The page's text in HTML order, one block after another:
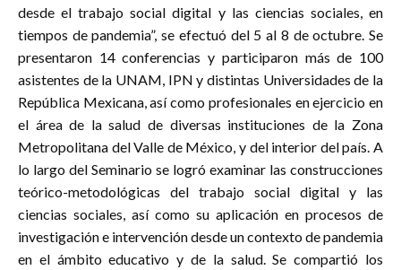
desde el trabajo social digital y las ciencias sociales, en
tiempos de pandemia”, se efectuó del 5 al 8 de octubre. Se
presentaron 14 conferencias y participaron más de 100
asistentes de la UNAM, IPN y distintas Universidades de la
República Mexicana, así como profesionales en ejercicio en
el área de la salud de diversas instituciones de la Zona
Metropolitana del Valle de México, y del interior del país. A
lo largo del Seminario se logró examinar las construcciones
teórico-metodológicas del trabajo social digital y las
ciencias sociales, así como su aplicación en procesos de
investigación e intervención desde un contexto de pandemia
en el ámbito educativo y de la salud. Se compartió los